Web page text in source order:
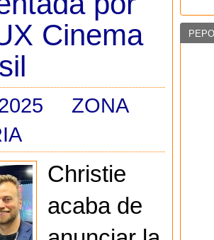
Cinema
ZONA
Christie
acaba de